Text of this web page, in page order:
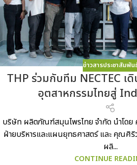
ข่าวสารประชาสัมพัน
THP ร่วมกับทีม NECTEC เ
อุตสาหกรรมไทยสู่
บริษัท ผลิตภัณฑ์สมุนไพรไทย จำกัด นำโดย
ฝ่ายบริหารและแผนยุทธศาสตร์ และ คุณศิ
ผลิ...
CONTINUE